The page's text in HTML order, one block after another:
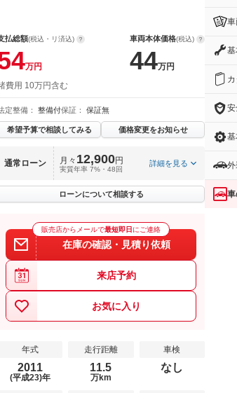
払総額(税込・リ済込)
万円
車両本体価格(税込)
44万円
費用 10万円含む
定整備： 整備付保証： 保証無
希望予算で相談してみる 価格変更をお知らせ
通常ローン 月々 12,900円
実質年率 7%・48回
詳細を見る
ローンについて相談する
販売店からメールで最短即日 にご連絡
在庫の確認・見積り依頼
来店予約
お気に入り
年式
2011
(平成23)年
走行距離
11.5
万km
車検
なし
車
基
安
外